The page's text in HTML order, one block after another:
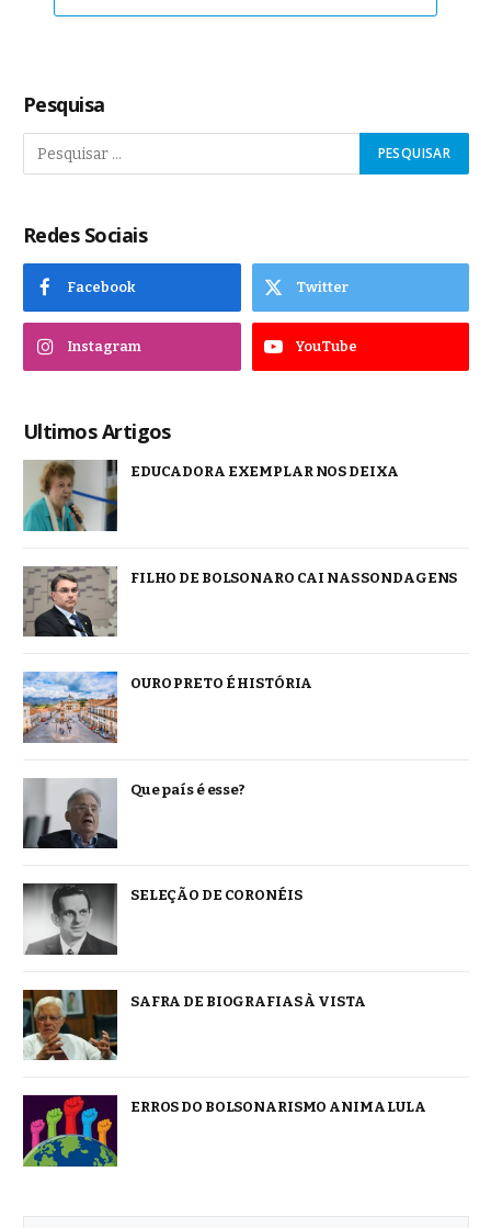
Pesquisa
Redes Sociais
Facebook Twitter
Instagram YouTube
Ultimos Artigos
EDUCADORA EXEMPLAR NOS DEIXA
FILHO DE BOLSONARO CAI NAS SONDAGENS
OURO PRETO É HISTÓRIA
Que país é esse?
SELEÇÃO DE CORONÉIS
SAFRA DE BIOGRAFIAS À VISTA
ERROS DO BOLSONARISMO ANIMA LULA